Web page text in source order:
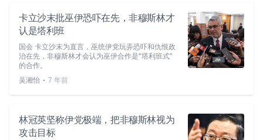
卡立沙末批巫伊恐吓在先，非穆斯林才
认是塔利班
国会 卡立沙末为直言，巫统伊党玩弄恐吓和仇恨政
治在先，非穆斯林才会认为巫伊合作是“塔利班式”
的合作。
吴湘怡 ⋅ 7 年前
林冠英坚称伊党极端，把非穆斯林视为
攻击目标